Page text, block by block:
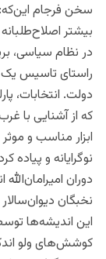
سخن فرجام
بیشتر
در نظام سیاسی،
راستای تاسیس یک
دولت. انتخابات،
که از آشنایی با
ابزار مناسب و
نوگرایانه و
دوران
نخبگان
این اندیشه‌ها
کوشش‌های ولو